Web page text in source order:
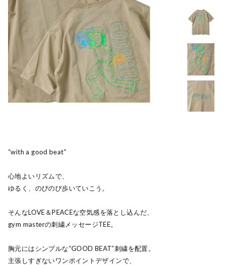
“with a good beat”
心地よいリズムで、
ゆるく、のびのび歩いていこう。
そんなLOVE＆PEACEな空気感を落とし込んだ、
gym masterの刺繍メッセージTEE。
胸元にはシンプルな“GOOD BEAT”刺繍を配置。
主張しすぎないワンポイントデザインで、